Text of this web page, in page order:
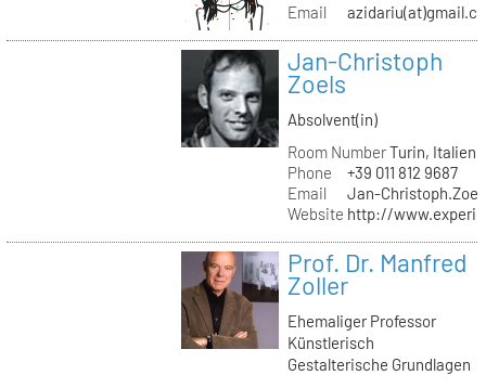
Email
Jan-Christoph
Zoels
Absolvent(in)
Room NumberTurin, Italien
Phone
+39 011 812 9687
Email
Jan-
Website http://
Prof. Dr. Manfred
Zoller
Ehemaliger Professor
Künstlerisch
Gestalterische Grundlagen